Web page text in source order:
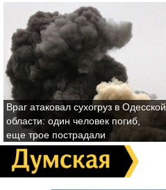
Враг атаковал сухогруз в Одесской
области: один человек погиб,
еще трое пострадали